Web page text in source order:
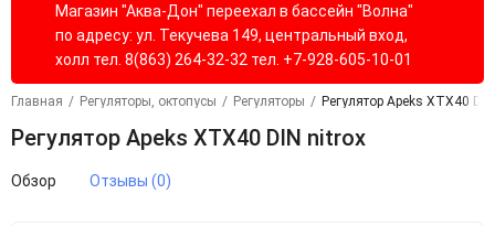
Магазин "Аква-Дон" переехал в бассейн "Волна"
по адресу: ул. Текучева 149, центральный вход,
холл тел. 8(863) 264-32-32 тел. +7-928-605-10-01
Главная / Регуляторы, октопусы / Регуляторы / Регулятор Apeks XTX40
Регулятор Apeks XTX40 DIN nitrox
Обзор Отзывы (0)